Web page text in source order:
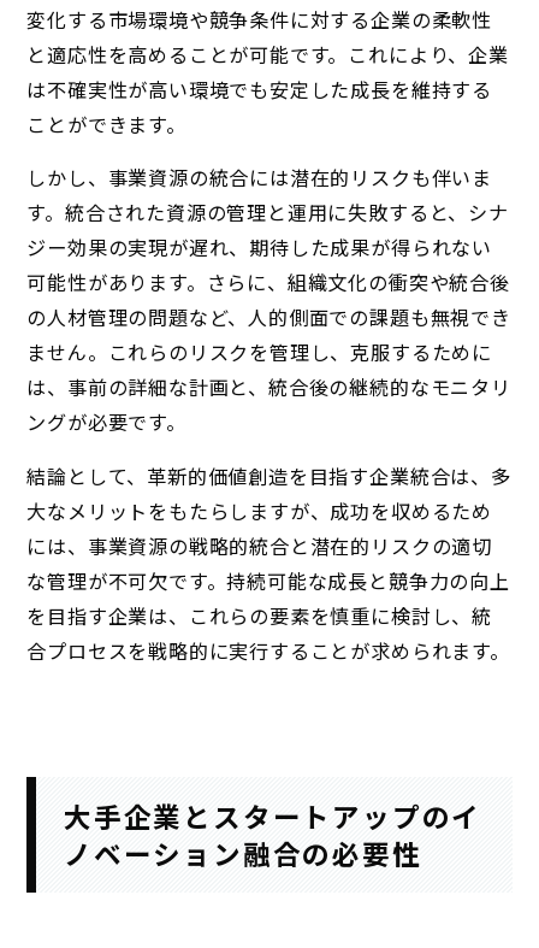
変化する市場環境や競争条件に対する企業の柔軟性
と適応性を高めることが可能です。これにより、企業
は不確実性が高い環境でも安定した成長を維持する
ことができます。
しかし、事業資源の統合には潜在的リスクも伴いま
す。統合された資源の管理と運用に失敗すると、シナ
ジー効果の実現が遅れ、期待した成果が得られない
可能性があります。さらに、組織文化の衝突や統合後
の人材管理の問題など、人的側面での課題も無視でき
ません。これらのリスクを管理し、克服するために
は、事前の詳細な計画と、統合後の継続的なモニタリ
ングが必要です。
結論として、革新的価値創造を目指す企業統合は、多
大なメリットをもたらしますが、成功を収めるため
には、事業資源の戦略的統合と潜在的リスクの適切
な管理が不可欠です。持続可能な成長と競争力の向上
を目指す企業は、これらの要素を慎重に検討し、統
合プロセスを戦略的に実行することが求められます。
大手企業とスタートアップのイ
ノベーション融合の必要性